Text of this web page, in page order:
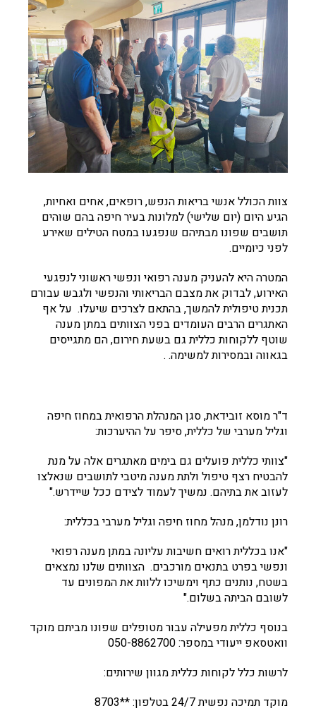
צוות הכולל אנשי בריאות הנפש, רופאים, אחים ואחיות,
הגיע היום (יום שלישי) למלונות בעיר חיפה בהם שוהים
תושבים שפונו מבתיהם שנפגעו במטח הטילים שאירע
לפני כיומיים.
המטרה היא להעניק מענה רפואי ונפשי ראשוני לנפגעי
האירוע, לבדוק את מצבם הבריאותי והנפשי ולגבש עבורם
תכנית טיפולית להמשך, בהתאם לצרכים שיעלו. על אף
האתגרים הרבים העומדים בפני הצוותים במתן מענה
שוטף ללקוחות כללית גם בשעת חירום, הם מתגייסים
בגאווה ובמסירות למשימה. .
ד"ר מוסא זובידאת, סגן המנהלת הרפואית במחוז חיפה
וגליל מערבי של כללית, סיפר על ההיערכות:
"צוותי כללית פועלים גם בימים מאתגרים אלה על מנת
להבטיח רצף טיפול ולתת מענה מיטבי לתושבים שנאלצו
לעזוב את בתיהם. נמשיך לעמוד לצידם ככל שיידרש."
רונן נודלמן, מנהל מחוז חיפה וגליל מערבי בכללית:
"אנו בכללית רואים חשיבות עליונה במתן מענה רפואי
ונפשי בפרט בתנאים מורכבים. הצוותים שלנו נמצאים
בשטח, נותנים כתף וימשיכו ללוות את המפונים עד
לשובם הביתה בשלום."
בנוסף כללית מפעילה עבור מטופלים שפונו מביתם מוקד
וואטסאפ ייעודי במספר: 050-8862700
לרשות כלל לקוחות כללית מגוון שירותים:
מוקד תמיכה נפשית 24/7 בטלפון: **8703